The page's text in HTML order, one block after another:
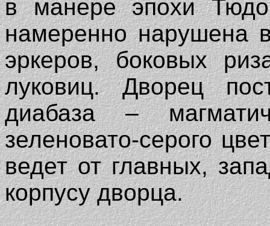
в манере эпохи
намеренно нарушена
эркеров, боковых
луковиц. Дворец
диабаза –
зеленовато-серого
ведет от главных,
корпусу дворца.